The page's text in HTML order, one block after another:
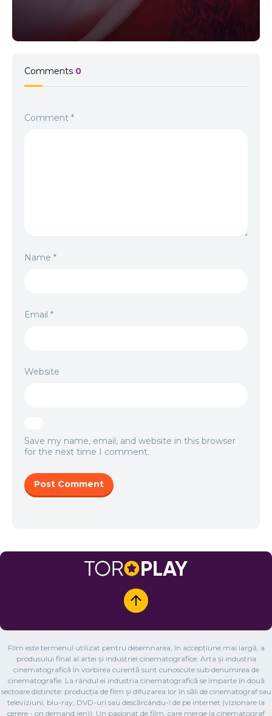
Comments 0
Comment *
Name *
Email *
Website
Save my name, email, and website in this browser
for the next time I comment.
Film este termenul utilizat pentru desemnarea, în accepțiune mai largă, a
produsului final al artei și industriei cinematografice. Arta și industria
cinematografică în vorbirea curentă sunt cunoscute sub denumirea de
cinematografie. La rândul ei industria cinematografică se împarte în două
sectoare distincte: producția de film și difuzarea lor în săli de cinematograf sau
televiziuni, blu-ray, DVD-uri sau descărcându-l de pe internet (vizionare la
cerere - on demand (en)). Un pasionat de film, care merge la cinematograf